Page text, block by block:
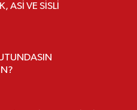
ASİ VE SİSLİ